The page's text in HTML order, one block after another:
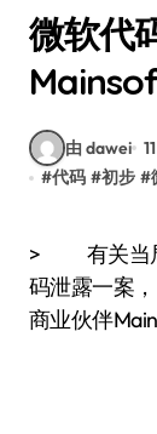
微软代
由 dawei
#代码 #初步 #
> 有关当局继续追踪微软Windows操作系统源代
码泄露一案
商业伙伴